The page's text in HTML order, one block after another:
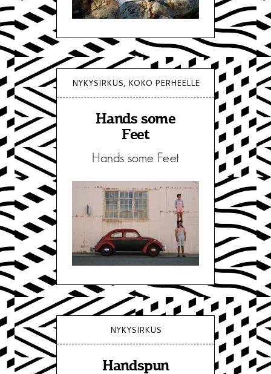
NYKYSIRKUS, KOKO PERHEELLE
Hands some
Feet
Hands some Feet
NYKYSIRKUS
Handspun